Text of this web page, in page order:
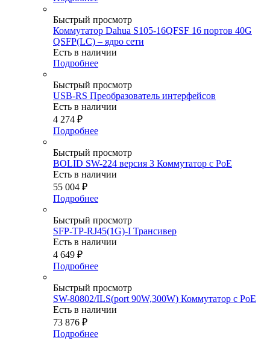
Быстрый просмотр
Коммутатор Dahua S105-16QFSF 16 портов 40G
QSFP(LC) – ядро сети
Есть в наличии
Подробнее
Быстрый просмотр
USB-RS Преобразователь интерфейсов
Есть в наличии
4 274 ₽
Подробнее
Быстрый просмотр
BOLID SW-224 версия 3 Коммутатор с PoE
Есть в наличии
55 004 ₽
Подробнее
Быстрый просмотр
SFP-TP-RJ45(1G)-I Трансивер
Есть в наличии
4 649 ₽
Подробнее
Быстрый просмотр
SW-80802/ILS(port 90W,300W) Коммутатор с PoE
Есть в наличии
73 876 ₽
Подробнее